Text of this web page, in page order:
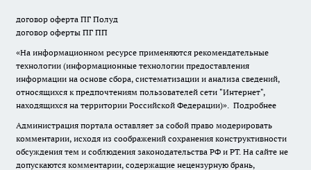
договор оферта ПГ Полуд
договор оферты ПГ ПП
«На информационном ресурсе применяются рекомендательные
технологии (информационные технологии предоставления
информации на основе сбора, систематизации и анализа сведений,
относящихся к предпочтениям пользователей сети "Интернет",
находящихся на территории Российской Федерации)». Подробнее
Администрация портала оставляет за собой право модерировать
комментарии, исходя из соображений сохранения конструктивности
обсуждения тем и соблюдения законодательства РФ и РТ. На сайте не
допускаются комментарии, содержащие нецензурную брань,